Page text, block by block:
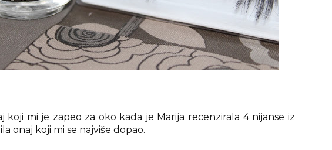
koji mi je zapeo za oko kada je Marija recenzirala 4 nijanse iz
onaj koji mi se najviše dopao.